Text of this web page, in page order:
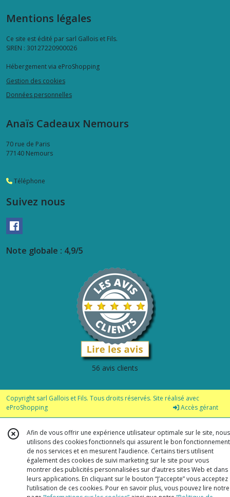
Mentions légales
Ce site est édité par sarl Gallois et Fils.
SIREN : 30127220900026
Hébergement via eProShopping
Gestion des cookies
Données personnelles
Anaïs Cadeaux Nemours
70 rue de Paris
77140 Nemours
Téléphone
Suivez nous
Note globale : 4,9/5
56 avis clients
Copyright sarl Gallois et Fils. Tous droits réservés. Site réalisé avec
eProShopping
Accès gérant
Afin de vous offrir une expérience utilisateur optimale sur le site, nous
utilisons des cookies fonctionnels qui assurent le bon fonctionnement
de nos services et en mesurent l’audience. Certains tiers utilisent
également des cookies de suivi marketing sur le site pour vous
montrer des publicités personnalisées sur d’autres sites Web et dans
leurs applications. En cliquant sur le bouton “J’accepte” vous acceptez
l’utilisation de ces cookies. Pour en savoir plus, vous pouvez lire notre